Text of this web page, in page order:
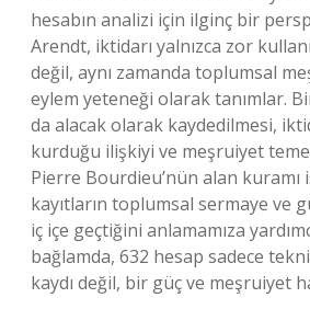
hesabın analizi için ilginç bir
Arendt, iktidarı yalnızca zor
değil, aynı zamanda toplumsal
eylem yeteneği olarak tanımlar.
da alacak olarak kaydedilmesi,
kurduğu ilişkiyi ve meşruiyet
Pierre Bourdieu’nün alan kuramı
kayıtların toplumsal sermaye ve
iç içe geçtiğini anlamamıza
bağlamda, 632 hesap sadece
kaydı değil, bir güç ve meşruiyet